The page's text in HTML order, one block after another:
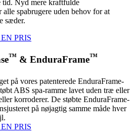
tid. Nyd mere kraftfulde
alle spabrugere uden behov for at
sæder.
PRIS
™ & EnduraFrame™
på vores patenterede EnduraFrame-
ABS spa-ramme lavet uden træ eller
korroderer. De støbte EnduraFrame-
på nøjagtig samme måde hver
PRIS